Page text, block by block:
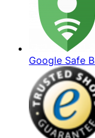
Google Safe